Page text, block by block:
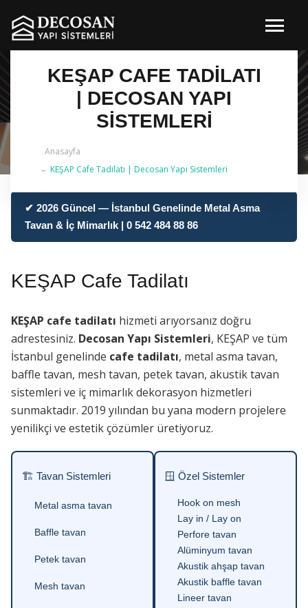
KEŞAP CAFE TADILATI
| DECOSAN YAPI
SISTEMLERI
Anasayfa
KEŞAP Cafe Tadilatı | Decosan Yapı Sistemleri
✔ 2026 Güncel — İstanbul Genelinde Metal Asma
Tavan & İç Mimarlık | 0 542 484 88 86
KEŞAP Cafe Tadilatı
KEŞAP cafe tadilatı hizmeti arıyorsanız doğru
adrestesiniz. Decosan Yapı Sistemleri, KEŞAP ve tüm
İstanbul genelinde cafe tadilatı, metal asma tavan,
baffle tavan, mesh tavan, petek tavan, akustik tavan
sistemleri ve iç mimarlık dekorasyon hizmetleri
sunmaktadır. 2019 yılından bu yana modern projelere
yenilikçi ve estetik çözümler üretiyoruz.
🏗 Tavan Sistemleri
Metal asma tavan
Baffle tavan
Petek tavan
Mesh tavan
🪟 Özel Sistemler
Hook on mesh
Lay in / Lay on
Perfore tavan
Alüminyum tavan
Akustik ahşap tavan
Akustik baffle tavan
Lineer tavan